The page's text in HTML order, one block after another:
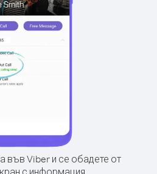
във Viber и се обадете от
с информация